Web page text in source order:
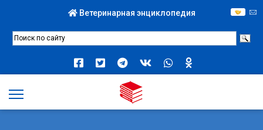
Ветеринарная энциклопедия